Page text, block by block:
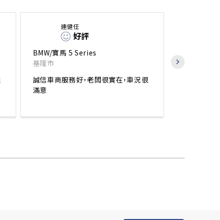
連健任
好評
BMW/寶馬 5 Series
基隆市
誠信車商服務好，老闆很實在，車況很
滿意